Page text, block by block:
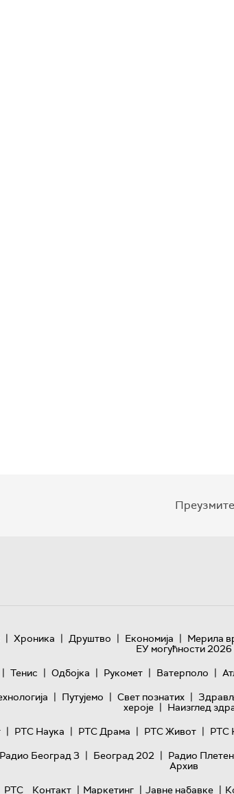
| Хроника | Друштво | Економија | Мерила
ЕУ могућности 2026
| Тенис | Одбојка | Рукомет | Ватерполо |
| Путујемо | Свет познатих |
хероје | Наизглед
| РТС Наука | РТС Драма | РТС Живот | РТС
Радио Београд 3 | Београд 202 | Радио
Архив
РТС
Контакт | Маркетинг | Јавне набавке |